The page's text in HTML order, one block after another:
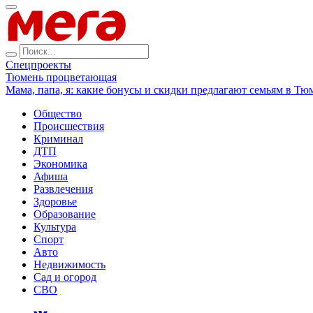
Спецпроекты
Тюмень процветающая
Мама, папа, я: какие бонусы и скидки предлагают семьям в
Общество
Происшествия
Криминал
ДТП
Экономика
Афиша
Развлечения
Здоровье
Образование
Культура
Спорт
Авто
Недвижимость
Сад и огород
СВО